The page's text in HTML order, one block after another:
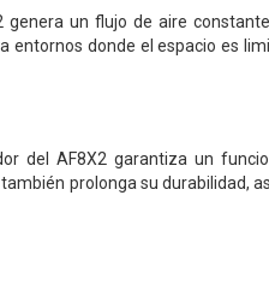
un flujo de aire
donde el espacio es
del AF8X2 garantiza un
prolonga su durabilidad,